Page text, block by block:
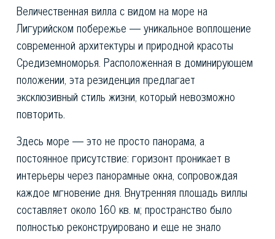
Величественная вилла с видом на море на
Лигурийском побережье — уникальное воплощение
современной архитектуры и природной красоты
Средиземноморья. Расположенная в доминирующем
положении, эта резиденция предлагает
эксклюзивный стиль жизни, который невозможно
повторить.
Здесь море — это не просто панорама, а
постоянное присутствие: горизонт проникает в
интерьеры через панорамные окна, сопровождая
каждое мгновение дня. Внутренняя площадь виллы
составляет около 160 кв. м; пространство было
полностью реконструировано и еще не знало